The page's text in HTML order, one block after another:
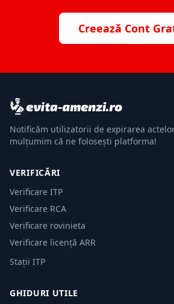
Creează Cont
Notificăm utilizatorii de expirarea
mulțumim că ne folosești platforma!
VERIFICĂRI
Verificare ITP
Verificare RCA
Verificare rovinieta
Verificare licență ARR
Stații ITP
GHIDURI UTILE